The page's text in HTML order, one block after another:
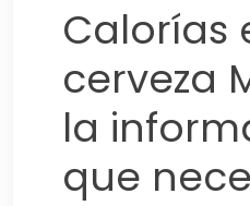
Calorías
cerveza
la
que